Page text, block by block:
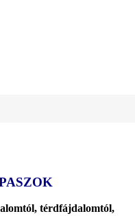
térdfájdalomtól,